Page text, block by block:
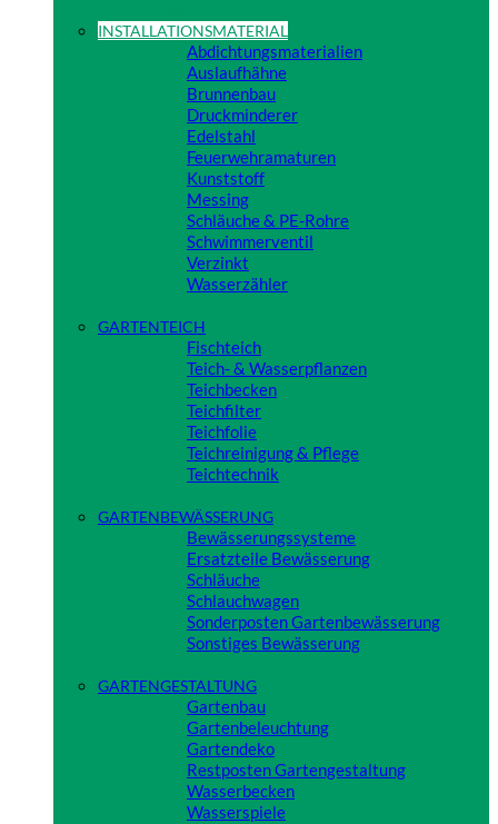
INSTALLATIONSMATERIAL
Abdichtungsmaterialien
Auslaufhähne
Brunnenbau
Druckminderer
Edelstahl
Feuerwehramaturen
Kunststoff
Messing
Schläuche & PE-Rohre
Schwimmerventil
Verzinkt
Wasserzähler
GARTENTEICH
Fischteich
Teich- & Wasserpflanzen
Teichbecken
Teichfilter
Teichfolie
Teichreinigung & Pflege
Teichtechnik
GARTENBEWÄSSERUNG
Bewässerungssysteme
Ersatzteile Bewässerung
Schläuche
Schlauchwagen
Sonderposten Gartenbewässerung
Sonstiges Bewässerung
GARTENGESTALTUNG
Gartenbau
Gartenbeleuchtung
Gartendeko
Restposten Gartengestaltung
Wasserbecken
Wasserspiele